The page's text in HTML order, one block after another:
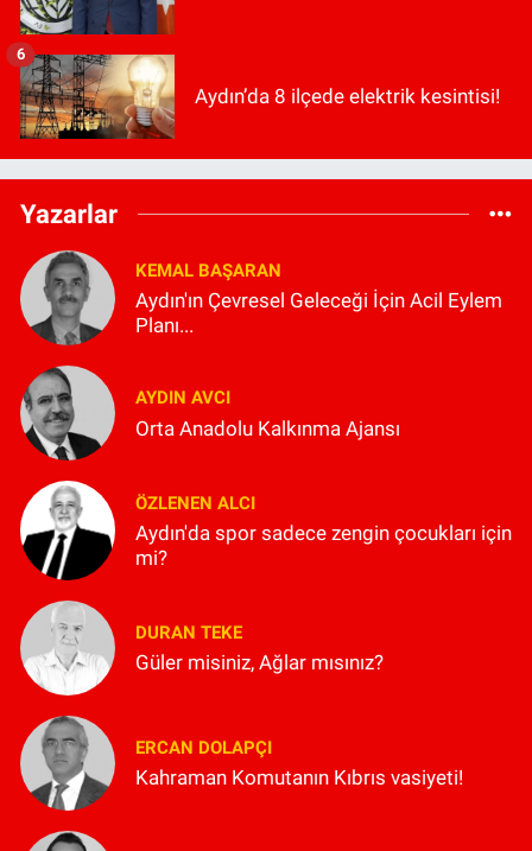
Aydın’da 8 ilçede elektrik kesintisi!
6
Yazarlar
KEMAL BAŞARAN
Aydın'ın Çevresel Geleceği İçin Acil Eylem
Planı...
AYDIN AVCI
Orta Anadolu Kalkınma Ajansı
ÖZLENEN ALCI
Aydın'da spor sadece zengin çocukları için
mi?
DURAN TEKE
Güler misiniz, Ağlar mısınız?
ERCAN DOLAPÇI
Kahraman Komutanın Kıbrıs vasiyeti!